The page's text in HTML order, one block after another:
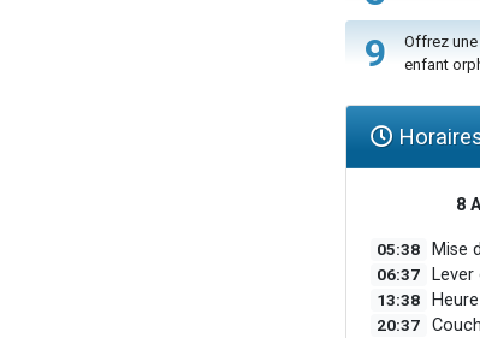
9
Offrez une
enfant
8
05:38 Mise
06:37 Lever
13:38
20:37